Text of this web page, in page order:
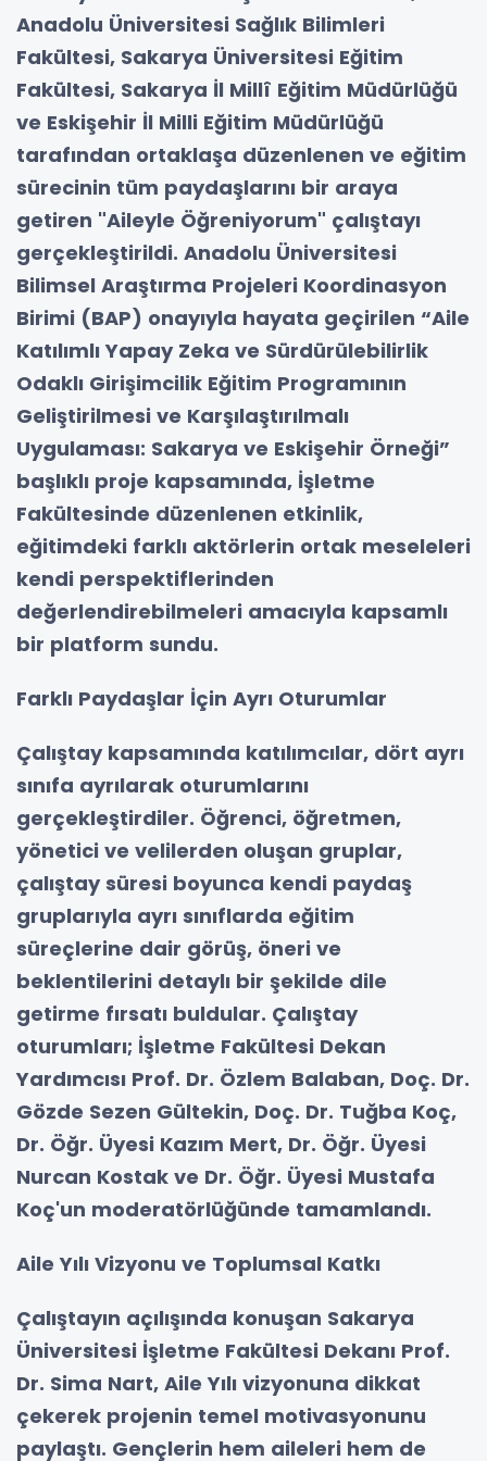
Anadolu Üniversitesi Sağlık Bilimleri
Fakültesi, Sakarya Üniversitesi Eğitim
Fakültesi, Sakarya İl Millî Eğitim Müdürlüğü
ve Eskişehir İl Milli Eğitim Müdürlüğü
tarafından ortaklaşa düzenlenen ve eğitim
sürecinin tüm paydaşlarını bir araya
getiren "Aileyle Öğreniyorum" çalıştayı
gerçekleştirildi. Anadolu Üniversitesi
Bilimsel Araştırma Projeleri Koordinasyon
Birimi (BAP) onayıyla hayata geçirilen “Aile
Katılımlı Yapay Zeka ve Sürdürülebilirlik
Odaklı Girişimcilik Eğitim Programının
Geliştirilmesi ve Karşılaştırılmalı
Uygulaması: Sakarya ve Eskişehir Örneği”
başlıklı proje kapsamında, İşletme
Fakültesinde düzenlenen etkinlik,
eğitimdeki farklı aktörlerin ortak meseleleri
kendi perspektiflerinden
değerlendirebilmeleri amacıyla kapsamlı
bir platform sundu.
Farklı Paydaşlar İçin Ayrı Oturumlar
Çalıştay kapsamında katılımcılar, dört ayrı
sınıfa ayrılarak oturumlarını
gerçekleştirdiler. Öğrenci, öğretmen,
yönetici ve velilerden oluşan gruplar,
çalıştay süresi boyunca kendi paydaş
gruplarıyla ayrı sınıflarda eğitim
süreçlerine dair görüş, öneri ve
beklentilerini detaylı bir şekilde dile
getirme fırsatı buldular. Çalıştay
oturumları; İşletme Fakültesi Dekan
Yardımcısı Prof. Dr. Özlem Balaban, Doç. Dr.
Gözde Sezen Gültekin, Doç. Dr. Tuğba Koç,
Dr. Öğr. Üyesi Kazım Mert, Dr. Öğr. Üyesi
Nurcan Kostak ve Dr. Öğr. Üyesi Mustafa
Koç'un moderatörlüğünde tamamlandı.
Aile Yılı Vizyonu ve Toplumsal Katkı
Çalıştayın açılışında konuşan Sakarya
Üniversitesi İşletme Fakültesi Dekanı Prof.
Dr. Sima Nart, Aile Yılı vizyonuna dikkat
çekerek projenin temel motivasyonunu
paylaştı. Gençlerin hem aileleri hem de